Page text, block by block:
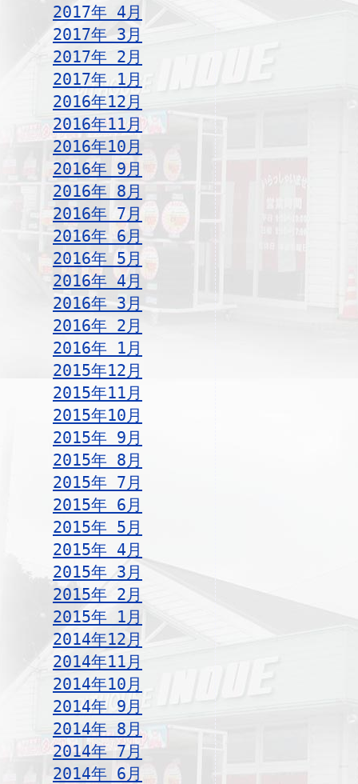
2017年 4月
2017年 3月
2017年 2月
2017年 1月
2016年12月
2016年11月
2016年10月
2016年 9月
2016年 8月
2016年 7月
2016年 6月
2016年 5月
2016年 4月
2016年 3月
2016年 2月
2016年 1月
2015年12月
2015年11月
2015年10月
2015年 9月
2015年 8月
2015年 7月
2015年 6月
2015年 5月
2015年 4月
2015年 3月
2015年 2月
2015年 1月
2014年12月
2014年11月
2014年10月
2014年 9月
2014年 8月
2014年 7月
2014年 6月